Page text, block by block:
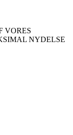
VORES
NYDELSE